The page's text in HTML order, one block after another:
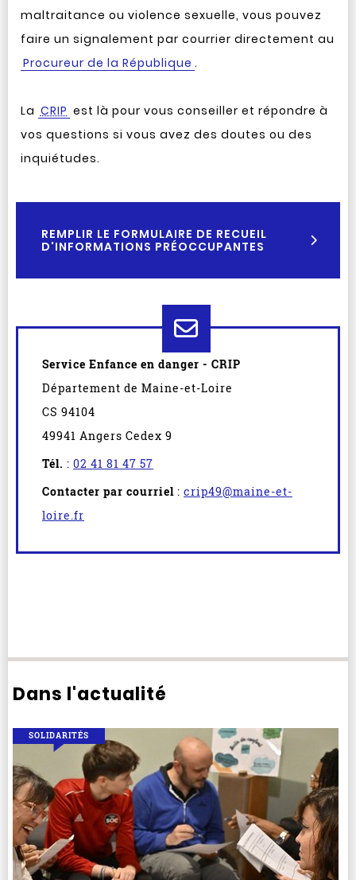
REMPLIR LE FORMULAIRE DE RECUEIL
D'INFORMATIONS PRÉOCCUPANTES
Service Enfance en danger - CRIP
Département de Maine-et-Loire
CS 94104
49941 Angers Cedex 9
Tél. : 02 41 81 47 57
Contacter par courriel : crip49@maine-et-
loire.fr
maltraitance ou violence sexuelle, vous pouvez
faire un signalement par courrier directement au
Procureur de la République .
La CRIP est là pour vous conseiller et répondre à
vos questions si vous avez des doutes ou des
inquiétudes.
Dans l'actualité
SOLIDARITÉS